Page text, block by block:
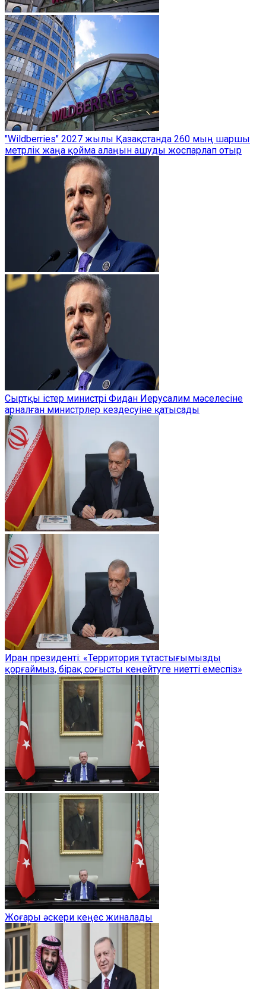
"Wildberries" 2027 жылы Қазақстанда 260 мың шаршы
метрлік жаңа қойма алаңын ашуды жоспарлап отыр
Сыртқы істер министрі Фидан Иерусалим мәселесіне
арналған министрлер кездесуіне қатысады
Иран президенті: «Территория тұтастығымызды
қорғаймыз, бірақ соғысты кеңейтуге ниетті емеспіз»
Жоғары әскери кеңес жиналады